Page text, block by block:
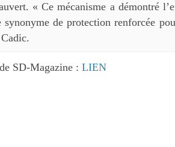
« Ce mécanisme a démontré
synonyme de protection renforcée
SD-Magazine : LIEN